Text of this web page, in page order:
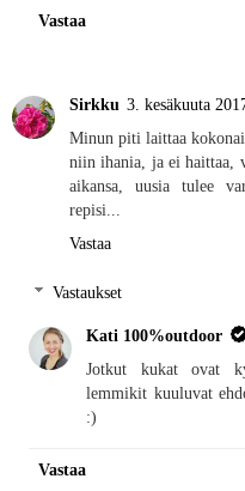
Vastaa
Sirkku 3. kesäkuuta
Minun piti laittaa
niin ihania, ja ei haittaa,
aikansa, uusia tulee
repisi...
Vastaa
Vastaukset
Kati 100%outdoor
Jotkut kukat ovat
lemmikit kuuluvat
:)
Vastaa